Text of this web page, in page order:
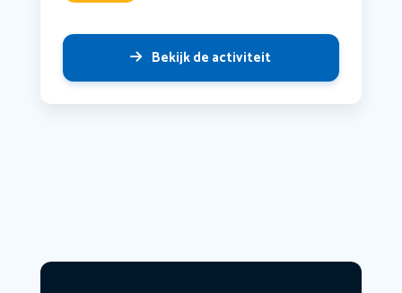
Bekijk de activiteit